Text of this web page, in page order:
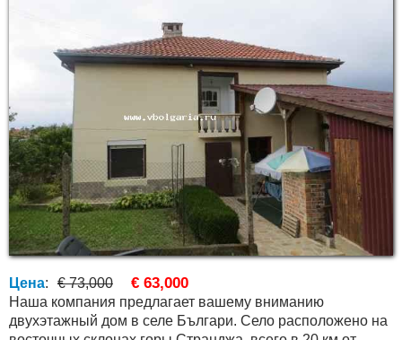
Цена: € 73,000 € 63,000
Наша компания предлагает вашему вниманию
двухэтажный дом в селе Българи. Село расположено на